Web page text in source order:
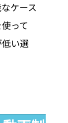
ケース
って
い選